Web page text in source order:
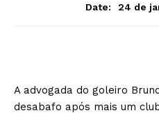
Date:
24 de
A advogada do goleiro
desabafo após mais um